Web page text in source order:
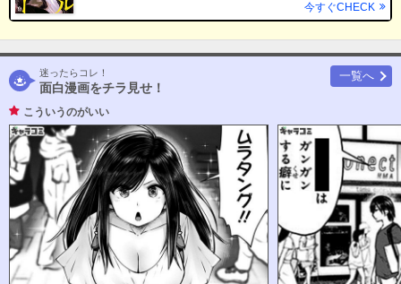
今すぐCHECK
迷ったらコレ！
面白漫画をチラ見せ！
一覧へ
こういうのがいい